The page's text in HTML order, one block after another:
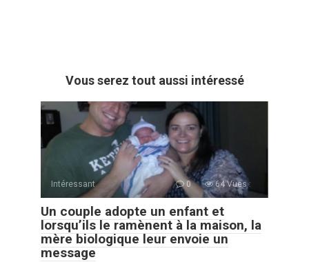
Vous serez tout aussi intéressé
Intéressant 0 64 Vues :
Un couple adopte un enfant et
lorsqu’ils le ramènent à la maison, la
mère biologique leur envoie un
message